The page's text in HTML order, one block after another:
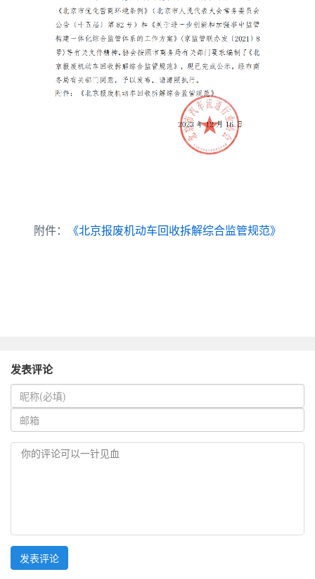
附件： 《北京报废机动车回收拆解综合监管规范》
发表评论
你的评论可以一针见血
发表评论